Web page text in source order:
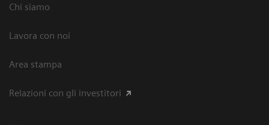
Chi siamo
Lavora con noi
Area stampa
Relazioni con gli investitori